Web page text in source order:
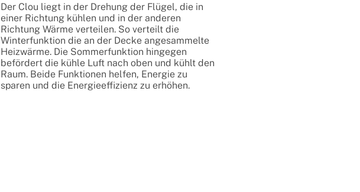
Der Clou liegt in der Drehung der Flügel, die in
einer Richtung kühlen und in der anderen
Richtung Wärme verteilen. So verteilt die
Winterfunktion die an der Decke angesammelte
Heizwärme. Die Sommerfunktion hingegen
befördert die kühle Luft nach oben und kühlt den
Raum. Beide Funktionen helfen, Energie zu
sparen und die Energieeffizienz zu erhöhen.